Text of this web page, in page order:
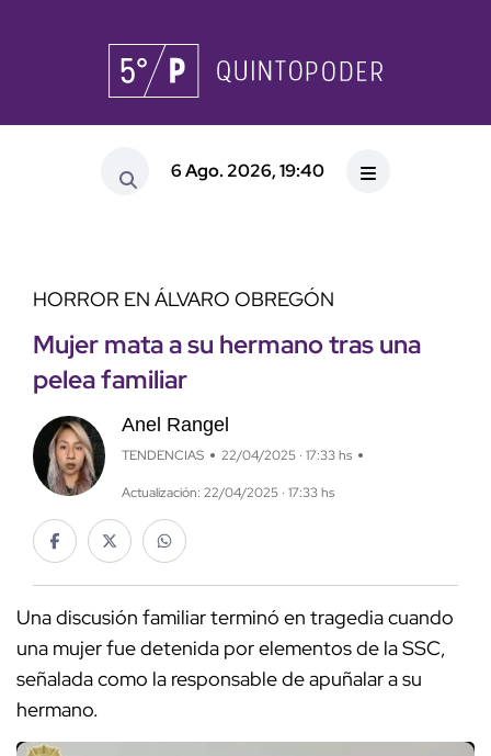
6 Ago. 2026, 19:40
HORROR EN ÁLVARO OBREGÓN
Mujer mata a su hermano tras una
pelea familiar
Anel Rangel
TENDENCIAS 22/04/2025 · 17:33 hs
Actualización: 22/04/2025 · 17:33 hs
Una discusión familiar terminó en tragedia cuando
una mujer fue detenida por elementos de la SSC,
señalada como la responsable de apuñalar a su
hermano.